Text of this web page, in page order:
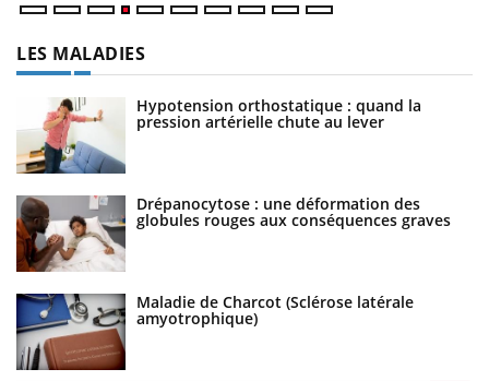
LES MALADIES
Hypotension orthostatique : quand la
pression artérielle chute au lever
Drépanocytose : une déformation des
globules rouges aux conséquences graves
Maladie de Charcot (Sclérose latérale
amyotrophique)